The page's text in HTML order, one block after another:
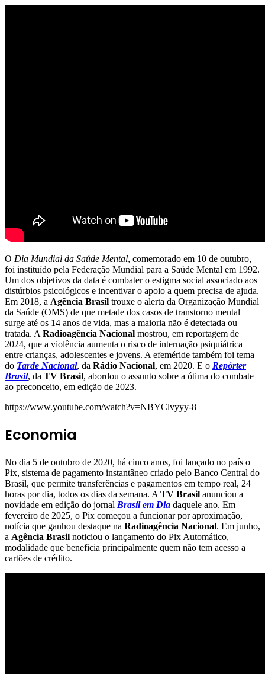
O Dia Mundial da Saúde Mental, comemorado em 10 de outubro,
foi instituído pela Federação Mundial para a Saúde Mental em 1992.
Um dos objetivos da data é combater o estigma social associado aos
distúrbios psicológicos e incentivar o apoio a quem precisa de ajuda.
Em 2018, a Agência Brasil trouxe o alerta da Organização Mundial
da Saúde (OMS) de que metade dos casos de transtorno mental
surge até os 14 anos de vida, mas a maioria não é detectada ou
tratada. A Radioagência Nacional mostrou, em reportagem de
2024, que a violência aumenta o risco de internação psiquiátrica
entre crianças, adolescentes e jovens. A efeméride também foi tema
do Tarde Nacional, da Rádio Nacional, em 2020. E o Repórter
Brasil, da TV Brasil, abordou o assunto sobre a ótima do combate
ao preconceito, em edição de 2023.
https://www.youtube.com/watch?v=NBYClvyyy-8
Economia
No dia 5 de outubro de 2020, há cinco anos, foi lançado no país o
Pix, sistema de pagamento instantâneo criado pelo Banco Central do
Brasil, que permite transferências e pagamentos em tempo real, 24
horas por dia, todos os dias da semana. A TV Brasil anunciou a
novidade em edição do jornal Brasil em Dia daquele ano. Em
fevereiro de 2025, o Pix começou a funcionar por aproximação,
notícia que ganhou destaque na Radioagência Nacional. Em junho,
a Agência Brasil noticiou o lançamento do Pix Automático,
modalidade que beneficia principalmente quem não tem acesso a
cartões de crédito.